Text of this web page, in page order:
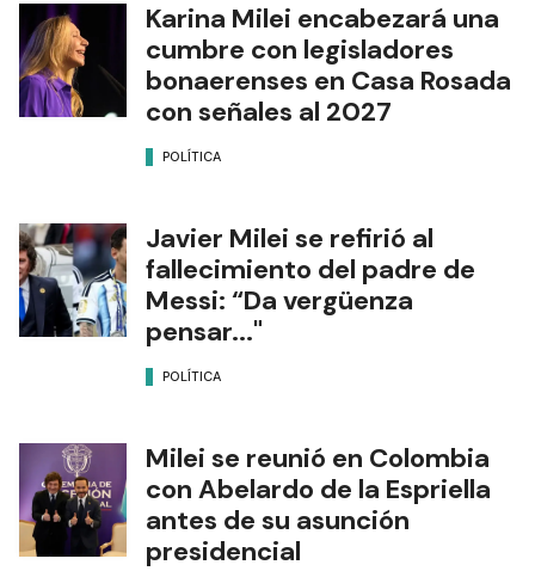
Karina Milei encabezará una
cumbre con legisladores
bonaerenses en Casa Rosada
con señales al 2027
POLÍTICA
Javier Milei se refirió al
fallecimiento del padre de
Messi: “Da vergüenza
pensar..."
POLÍTICA
Milei se reunió en Colombia
con Abelardo de la Espriella
antes de su asunción
presidencial